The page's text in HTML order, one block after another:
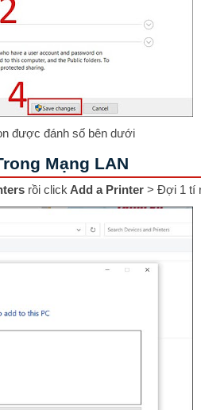
được đánh số bên dưới
Mạng LAN
rồi click Add a Printer > Đợi 1 tí